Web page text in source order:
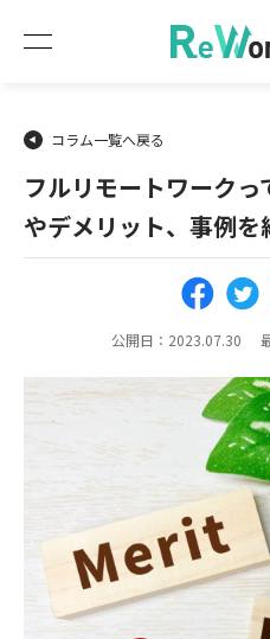
コラム一覧へ戻る
フルリモートワーク
やデメリット、事例を
公開日：2023.07.30